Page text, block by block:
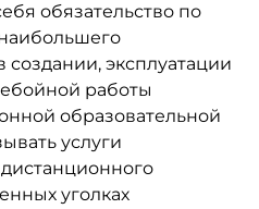
обязательство по
создании, эксплуатации
работы
образовательной
услуги
уголках